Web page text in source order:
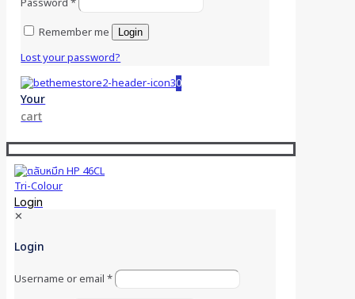
Password*
Remember me
Login
Lost your password?
0
Your
cart
Login
✕
Login
Username or email *